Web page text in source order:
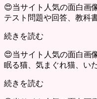
😍当サイト人気の面白画
テスト問題や回答、教科
続きを読む
😍当サイト人気の面白画
眠る猫、気まぐれ猫、い
続きを読む